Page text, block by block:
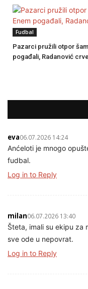
Fudbal
Pazarci pružili otpor
pogađali, Radanović
eva06.07.2026 14:24
Anćeloti je mnogo
fudbal.
Log in to Reply
milan06.07.2026 13:40
Šteta, imali su ekipu za
sve ode u nepovrat.
Log in to Reply